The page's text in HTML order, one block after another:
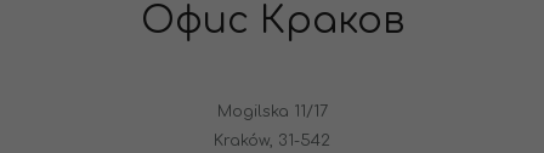
Офис Краков
Mogilska 11/17
Kraków, 31-542